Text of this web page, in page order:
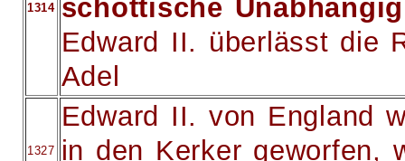
1314 schottische
Edward II. überlässt die
Adel
1327
Edward II. von England
in den Kerker geworfen,